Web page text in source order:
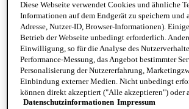
Die tägliche Rasur verursacht Reizungen
Das After-Shave für empfindliche Haut von
Balsam mit hypoallergenen Inhaltsstoffen
Haut, um Spannungsgefühle und Juckreiz
reich an Antioxidantien und hilft der Haut,
während es sie desinfiziert. Dieses
Feuchtigkeit und Energie und hilft sogar,
Diese Webseite verwendet Cookies und ähnliche
Informationen auf dem Endgerät zu speichern und
Adresse, Nutzer-ID, Browser-Informationen).
Betrieb der Webseite unbedingt erforderlich.
Einwilligung, so für die Analyse des
Performance-Messung, das Angebot bestimmter
Personalisierung der Nutzererfahrung,
Einbindung externer Medien. Nicht unbedingt
können direkt akzeptiert ("Alle akzeptieren") oder
Einwilligung fortfahren") werden. Individuelle
Datenschutzinformationen Impressum